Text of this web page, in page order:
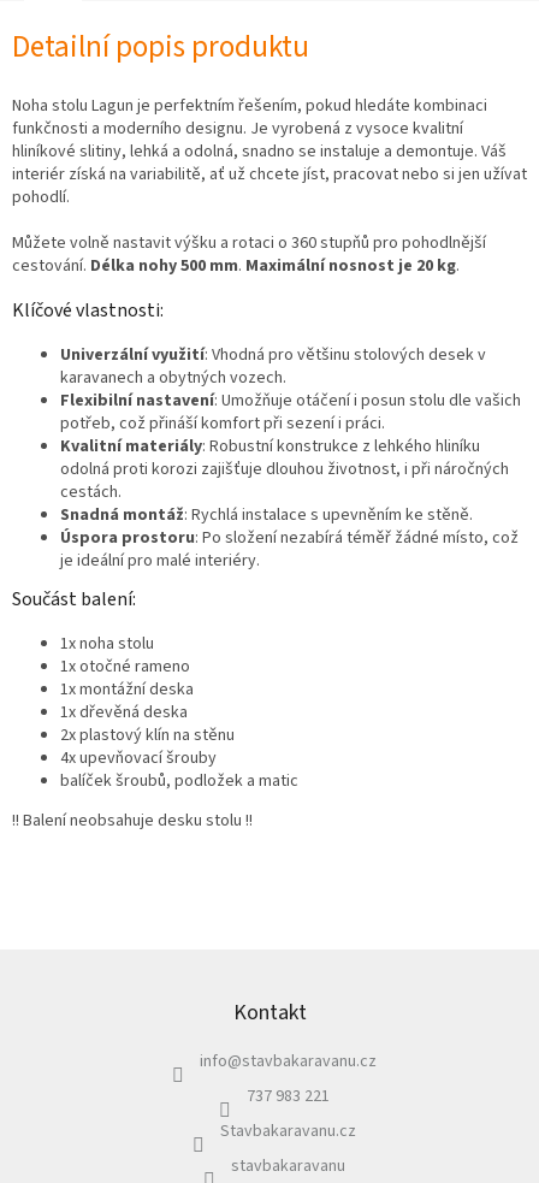
Detailní popis produktu
Noha stolu Lagun je perfektním řešením, pokud hledáte kombinaci
funkčnosti a moderního designu. Je vyrobená z vysoce kvalitní
hliníkové slitiny, lehká a odolná, snadno se instaluje a demontuje. Váš
interiér získá na variabilitě, ať už chcete jíst, pracovat nebo si jen užívat
pohodlí.
Můžete volně nastavit výšku a rotaci o 360 stupňů pro pohodlnější
cestování. Délka nohy 500 mm. Maximální nosnost je 20 kg.
Klíčové vlastnosti:
Univerzální využití: Vhodná pro většinu stolových desek v
karavanech a obytných vozech.
Flexibilní nastavení: Umožňuje otáčení i posun stolu dle vašich
potřeb, což přináší komfort při sezení i práci.
Kvalitní materiály: Robustní konstrukce z lehkého hliníku
odolná proti korozi zajišťuje dlouhou životnost, i při náročných
cestách.
Snadná montáž: Rychlá instalace s upevněním ke stěně.
Úspora prostoru: Po složení nezabírá téměř žádné místo, což
je ideální pro malé interiéry.
Součást balení:
1x noha stolu
1x otočné rameno
1x montážní deska
1x dřevěná deska
2x plastový klín na stěnu
4x upevňovací šrouby
balíček šroubů, podložek a matic
!! Balení neobsahuje desku stolu !!
Kontakt
info@stavbakaravanu.cz
737 983 221
Stavbakaravanu.cz
stavbakaravanu